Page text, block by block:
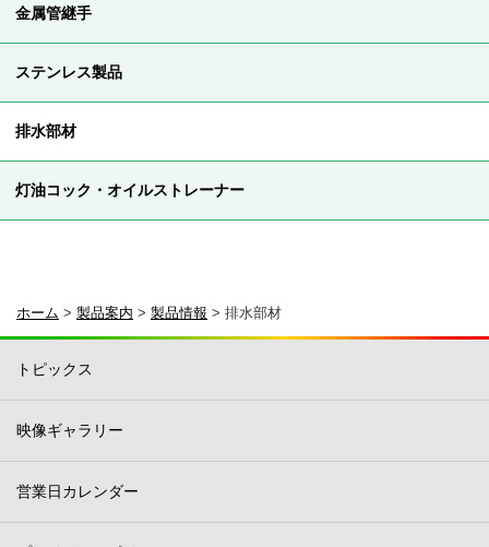
金属管継手
ステンレス製品
排水部材
灯油コック・オイルストレーナー
ホーム > 製品案内 > 製品情報 > 排水部材
トピックス
映像ギャラリー
営業日カレンダー